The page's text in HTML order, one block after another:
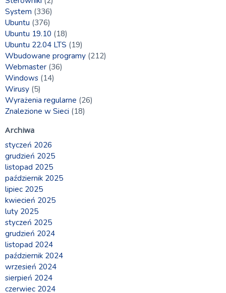
System (336)
Ubuntu (376)
Ubuntu 19.10 (18)
Ubuntu 22.04 LTS (19)
Wbudowane programy (212)
Webmaster (36)
Windows (14)
Wirusy (5)
Wyrażenia regularne (26)
Znalezione w Sieci (18)
Archiwa
styczeń 2026
grudzień 2025
listopad 2025
październik 2025
lipiec 2025
kwiecień 2025
luty 2025
styczeń 2025
grudzień 2024
listopad 2024
październik 2024
wrzesień 2024
sierpień 2024
czerwiec 2024